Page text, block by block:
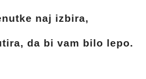
naj izbira,
da bi vam bilo lepo.